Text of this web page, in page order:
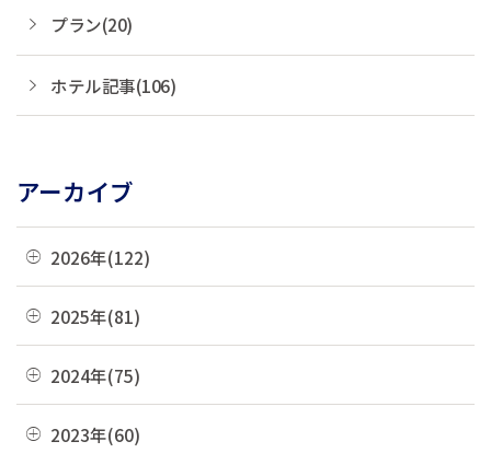
プラン(20)
ホテル記事(106)
アーカイブ
2026年(122)
08月(1)
07月(21)
05月(13)
2025年(81)
12月(8)
11月(22)
2024年(75)
12月(4)
2023年(60)